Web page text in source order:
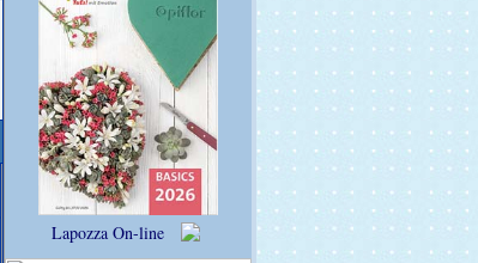
Lapozza On-line